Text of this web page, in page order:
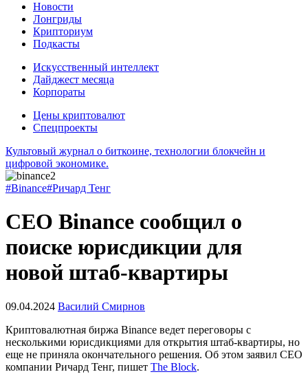
Новости
Лонгриды
Крипториум
Подкасты
Искусственный интеллект
Дайджест месяца
Корпораты
Цены криптовалют
Спецпроекты
Культовый журнал о биткоине, технологии блокчейн и
цифровой экономике.
#Binance#Ричард Тенг
CEO Binance сообщил о
поиске юрисдикции для
новой штаб-квартиры
09.04.2024 Василий Смирнов
Криптовалютная биржа Binance ведет переговоры с
несколькими юрисдикциями для открытия штаб-квартиры, но
еще не приняла окончательного решения. Об этом заявил CEO
компании Ричард Тенг, пишет The Block.